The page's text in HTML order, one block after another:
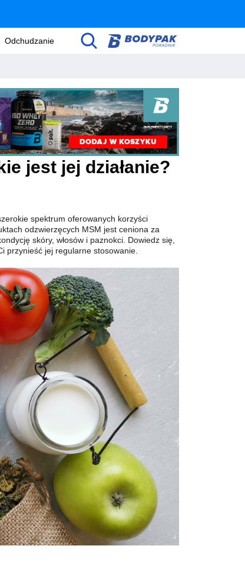
Odchudzanie
jest jej działanie?
spektrum oferowanych korzyści
odzwierzęcych MSM jest ceniona za
skóry, włosów i paznokci. Dowiedz się,
przynieść jej regularne stosowanie.